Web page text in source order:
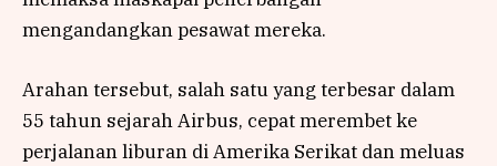
mengandangkan pesawat mereka.
Arahan tersebut, salah satu yang terbesar dalam
55 tahun sejarah Airbus, cepat merembet ke
perjalanan liburan di Amerika Serikat dan meluas